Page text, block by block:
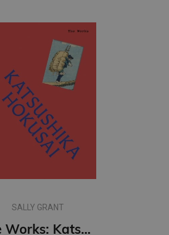
SALLY GRANT
The Works: Katsushika Hokusai: The essential masterpieces